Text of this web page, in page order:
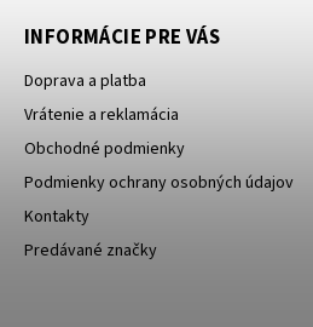
INFORMÁCIE PRE VÁS
Doprava a platba
Vrátenie a reklamácia
Obchodné podmienky
Podmienky ochrany osobných údajov
Kontakty
Predávané značky